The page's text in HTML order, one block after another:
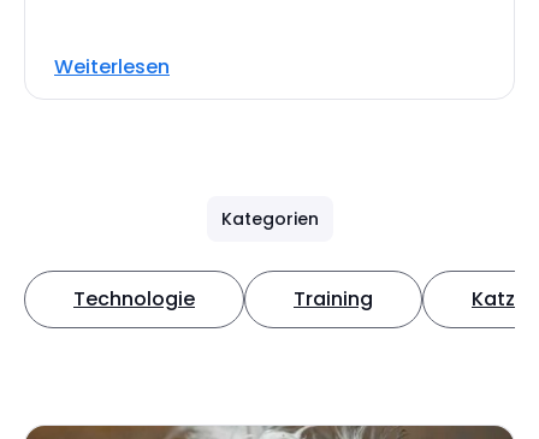
Weiterlesen
Kategorien
Technologie Training Katze